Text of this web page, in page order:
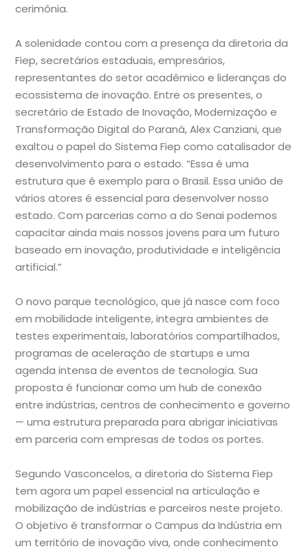
cerimônia.
A solenidade contou com a presença da diretoria da
Fiep, secretários estaduais, empresários,
representantes do setor acadêmico e lideranças do
ecossistema de inovação. Entre os presentes, o
secretário de Estado de Inovação, Modernização e
Transformação Digital do Paraná, Alex Canziani, que
exaltou o papel do Sistema Fiep como catalisador de
desenvolvimento para o estado. “Essa é uma
estrutura que é exemplo para o Brasil. Essa união de
vários atores é essencial para desenvolver nosso
estado. Com parcerias como a do Senai podemos
capacitar ainda mais nossos jovens para um futuro
baseado em inovação, produtividade e inteligência
artificial.”
O novo parque tecnológico, que já nasce com foco
em mobilidade inteligente, integra ambientes de
testes experimentais, laboratórios compartilhados,
programas de aceleração de startups e uma
agenda intensa de eventos de tecnologia. Sua
proposta é funcionar como um hub de conexão
entre indústrias, centros de conhecimento e governo
— uma estrutura preparada para abrigar iniciativas
em parceria com empresas de todos os portes.
Segundo Vasconcelos, a diretoria do Sistema Fiep
tem agora um papel essencial na articulação e
mobilização de indústrias e parceiros neste projeto.
O objetivo é transformar o Campus da Indústria em
um território de inovação viva, onde conhecimento